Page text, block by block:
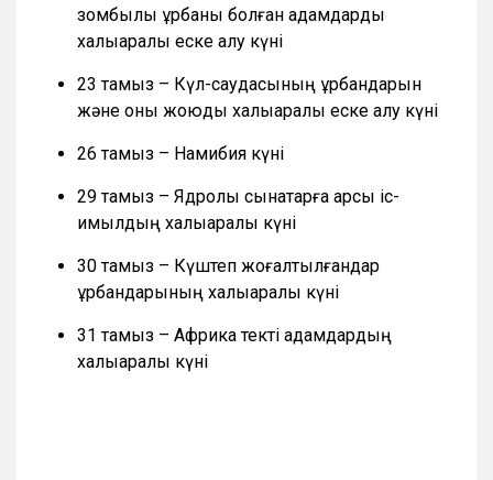
зомбылық құрбаны болған адамдарды
халықаралық еске алу күні
23 тамыз – Күл-саудасының құрбандарын
және оны жоюды халықаралық еске алу күні
26 тамыз – Намибия күні
29 тамыз – Ядролық сынақтарға қарсы іс-
қимылдың халықаралық күні
30 тамыз – Күштеп жоғалтылғандар
құрбандарының халықаралық күні
31 тамыз – Африка текті адамдардың
халықаралық күні